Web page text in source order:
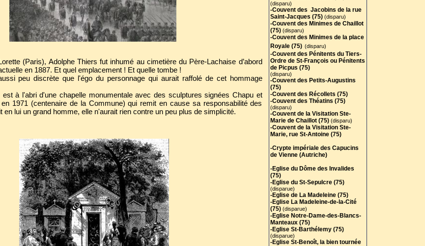
(Paris), Adolphe Thiers fut inhumé au cimetière du Père-Lachaise d’abord
en 1887. Et quel emplacement ! Et quelle tombe !
peu discrète que l'égo du personnage qui aurait raffolé de cet hommage
à l'abri d'une chapelle monumentale avec des sculptures signées Chapu et
1971 (centenaire de la Commune) qui remit en cause sa responsabilité des
lui un grand homme, elle n'aurait rien contre un peu plus de simplicité.
(disparu)
-Couvent des Jacobins de la rue
Saint-Jacques (75) (disparu)
-Couvent des Minimes de Chaillot
(75) (disparu)
-Couvent des Minimes de la place
Royale (75) (disparu)
-Couvent des Pénitents du Tiers-
Ordre de St-François ou Pénitents
de Picpus (75)
(disparu)
-Couvent des Petits-Augustins
(75)
-Couvent des Récollets (75)
-Couvent des Théatins (75)
(disparu)
-Couvent de la Visitation Ste-
Marie de Chaillot (75)(disparu)
-Couvent de la Visitation Ste-
Marie, rue St-Antoine (75)
-Crypte impériale des Capucins
de Vienne (Autriche)
-Eglise du Dôme des Invalides
(75)
-Eglise du St-Sepulcre (75)
(disparue)
-Eglise de La Madeleine (75)
-Eglise La Madeleine-de-la-Cité
(75) (disparue)
-Eglise Notre-Dame-des-Blancs-
Manteaux (75)
-Eglise St-Barthélemy (75)
(disparue)
-Eglise St-Benoît, la bien tournée